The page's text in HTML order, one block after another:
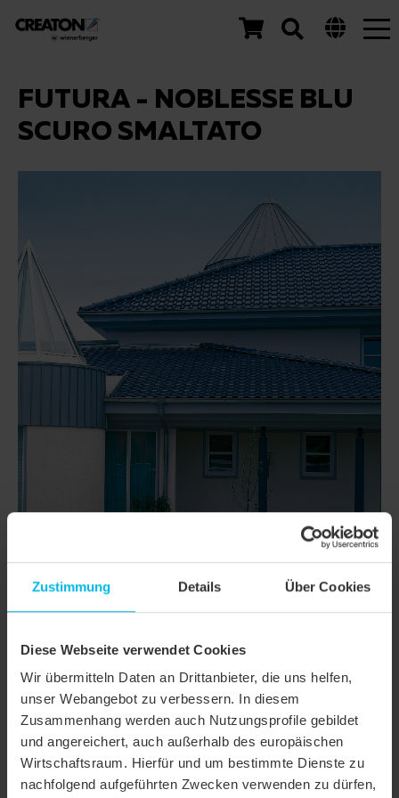
Zustimmung Details Über Cookies
Diese Webseite verwendet Cookies
Wir übermitteln Daten an Drittanbieter, die uns helfen,
unser Webangebot zu verbessern. In diesem
Zusammenhang werden auch Nutzungsprofile gebildet
und angereichert, auch außerhalb des europäischen
Wirtschaftsraum. Hierfür und um bestimmte Dienste zu
nachfolgend aufgeführten Zwecken verwenden zu dürfen,
FUTURA - NOBLESSE BLU
SCURO SMALTATO
DETTAGLI
CLASSI
Famiglia di prodotto Tegola piana
Gruppo prodotto Tegole